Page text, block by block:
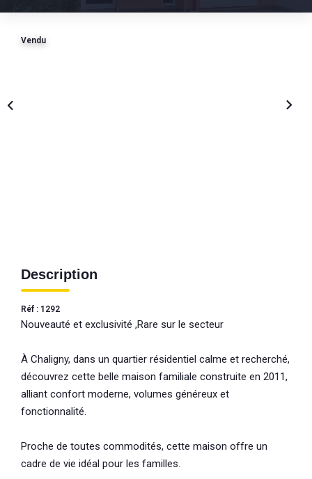
Vendu
Description
Réf : 1292
Nouveauté et exclusivité ,Rare sur le secteur
À Chaligny, dans un quartier résidentiel calme et recherché,
découvrez cette belle maison familiale construite en 2011,
alliant confort moderne, volumes généreux et
fonctionnalité.
Proche de toutes commodités, cette maison offre un
cadre de vie idéal pour les familles.